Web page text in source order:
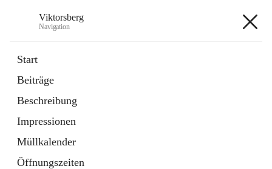
Viktorsberg
Navigation
Start
Beiträge
Beschreibung
Impressionen
Müllkalender
Öffnungszeiten
1 Schnellzugriff
Bürgerservice
10 Schnellzugriffe